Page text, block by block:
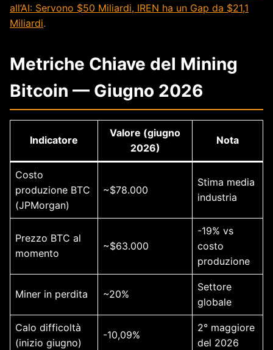
all’AI: Servono $50 Miliardi, IREN ha un Gap da $21,1
Miliardi.
Metriche Chiave del Mining
Bitcoin — Giugno 2026
Indicatore
Valore (giugno
2026)
Nota
Costo
produzione BTC
(JPMorgan)
~$78.000
Stima media
industria
Prezzo BTC al
momento
~$63.000
-19% vs
costo
produzione
Miner in perdita ~20%
Settore
globale
Calo difficoltà
(inizio giugno)
-10,09%
2° maggiore
del 2026